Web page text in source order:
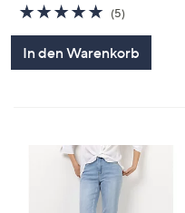
4.8
von
(5)5
In den Warenkorb